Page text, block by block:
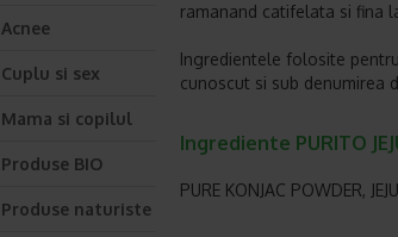
ramanand catifelata si fina
Ingredientele folosite
cunoscut si sub denumirea
Ingrediente PURITO
PURE KONJAC POWDER,
Acnee
Cuplu si sex
Mama si copilul
Produse BIO
Produse naturiste